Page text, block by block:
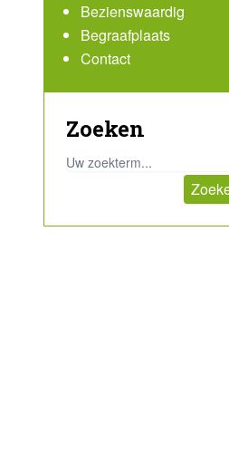
Bezienswaardig
Begraafplaats
Contact
Zoeken